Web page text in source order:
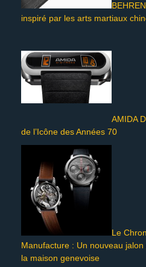
inspiré par les arts martiaux
AMIDA
de l’Icône des Années 70
Le
Manufacture : Un nouveau
la maison genevoise